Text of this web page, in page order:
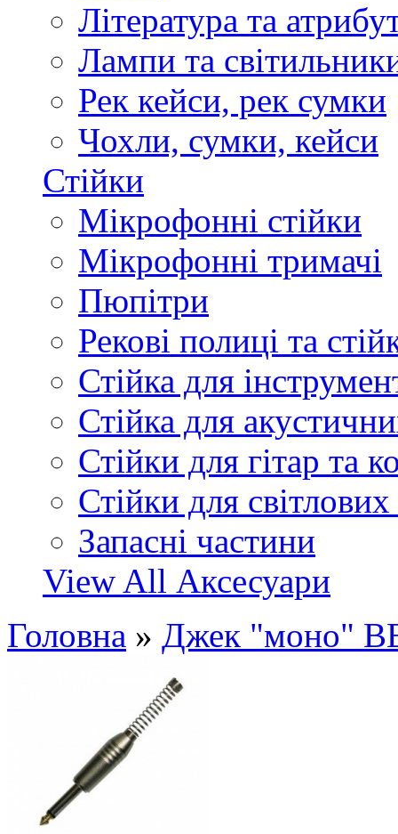
Література та
Лампи та
Рек кейси, рек сумки
Чохли, сумки, кейси
Стійки
Мікрофонні стійки
Мікрофонні тримачі
Пюпітри
Рекові полиці та
Стійка для
Стійка для
Стійки для гітар та
Стійки для
Запасні частини
View All Аксесуари
Головна » Джек "моно"